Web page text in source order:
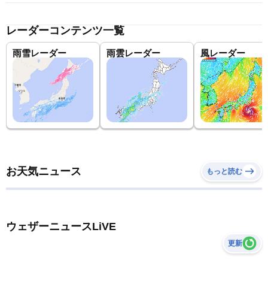
レーダーコンテンツ一覧
雨雪レーダー 雨雲レーダー 風レーダー
お天気ニュース もっと読む
ウェザーニュースLiVE
更新